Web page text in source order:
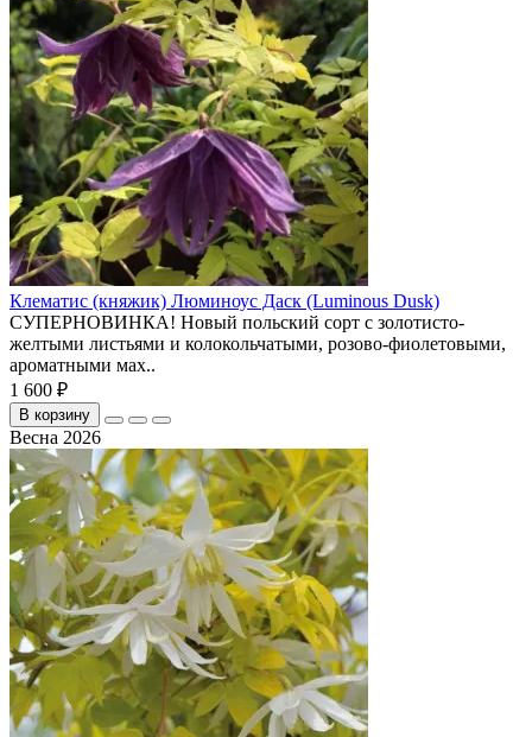
Клематис (княжик) Люминоус Даск (Luminous Dusk)
СУПЕРНОВИНКА! Новый польский сорт с золотисто-
желтыми листьями и колокольчатыми, розово-фиолетовыми,
ароматными мах..
1 600 ₽
В корзину
Весна 2026